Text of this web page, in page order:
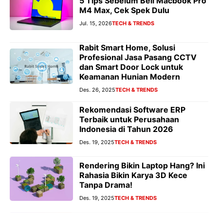
M4 Max, Cek Spek Dulu
Jul. 15, 2026TECH & TRENDS
Rabit Smart Home, Solusi
Profesional Jasa Pasang CCTV
dan Smart Door Lock untuk
Keamanan Hunian Modern
Des. 26, 2025TECH & TRENDS
Rekomendasi Software ERP
Terbaik untuk Perusahaan
Indonesia di Tahun 2026
Des. 19, 2025TECH & TRENDS
Rendering Bikin Laptop Hang? Ini
Rahasia Bikin Karya 3D Kece
Tanpa Drama!
Des. 19, 2025TECH & TRENDS